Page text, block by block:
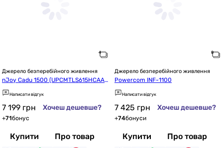
Джерело безперебійного живлення
nJoy Cadu 1500 (UPCMTLS615HCAAZ
01B), Lin.int., AVR, 4 x Schuko, USB, LC
D, пластик
Написати відгук
7 199 грн Хочеш дешевше?
+71бонус
Купити Про товар
Джерело безперебійного живлення
Powercom INF-1100
Написати відгук
7 425 грн Хочеш дешевше?
+74бонуси
Купити Про товар